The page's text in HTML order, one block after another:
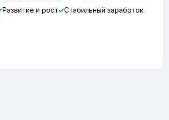
Развитие и рост Стабильный заработок